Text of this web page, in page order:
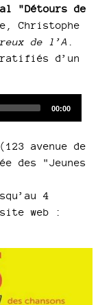
"Détours de
Christophe
de l’A
d’un
Total
00:00
avenue de
des "Jeunes
4
web :